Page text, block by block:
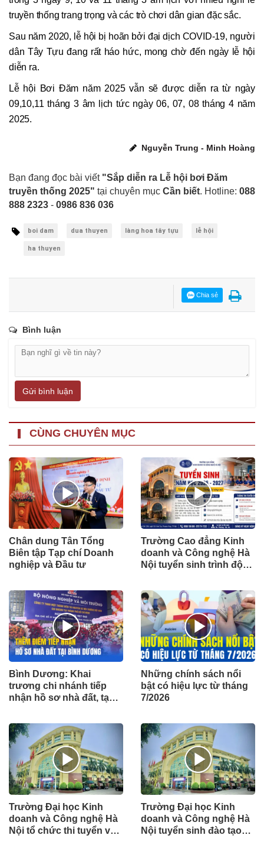
truyền thống trang trọng và các trò chơi dân gian đặc sắc.
Sau năm 2020, lễ hội bị hoãn bởi đại dịch COVID-19, người
dân Tây Tựu đang rất háo hức, mong chờ đến ngày lễ hội
diễn ra.
Lễ hội Bơi Đăm năm 2025 vẫn sẽ được diễn ra từ ngày
09,10,11 tháng 3 âm lịch tức ngày 06, 07, 08 tháng 4 năm
2025.
Nguyễn Trung - Minh Hoàng
Bạn đang đọc bài viết "Sắp diễn ra Lễ hội bơi Đăm
truyền thống 2025" tại chuyên mục Cần biết. Hotline: 088
888 2323 - 0986 836 036
boi dam dua thuyen làng hoa tây tựu lễ hội
ha thuyen
Chia sẻ
Bình luận
Gửi bình luận
CÙNG CHUYÊN MỤC
Chân dung Tân Tổng
Biên tập Tạp chí Doanh
nghiệp và Đầu tư
Trường Cao đẳng Kinh
doanh và Công nghệ Hà
Nội tuyển sinh trình độ
năm học 2026 - 2027
Bình Dương: Khai
trương chi nhánh tiếp
nhận hồ sơ nhà đất, tạo
trong thực hiện thủ tục
hành chính
Những chính sách nổi
bật có hiệu lực từ tháng
7/2026
Trường Đại học Kinh
doanh và Công nghệ Hà
Nội tổ chức thi tuyển và
Trường Đại học Kinh
doanh và Công nghệ Hà
Nội tuyển sinh đào tạo